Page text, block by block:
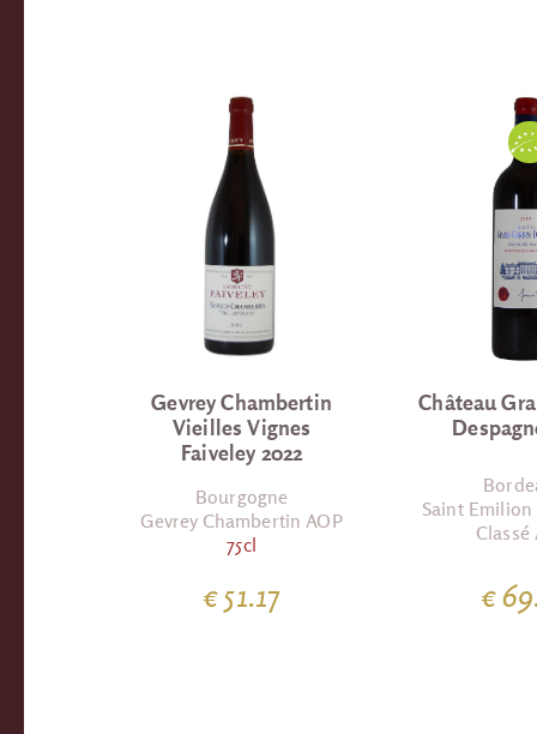
Gevrey Chambertin
Vieilles Vignes
Faiveley 2022
Bourgogne
Gevrey Chambertin AOP
75cl
€ 51.17
Château
Saint
Classé
€